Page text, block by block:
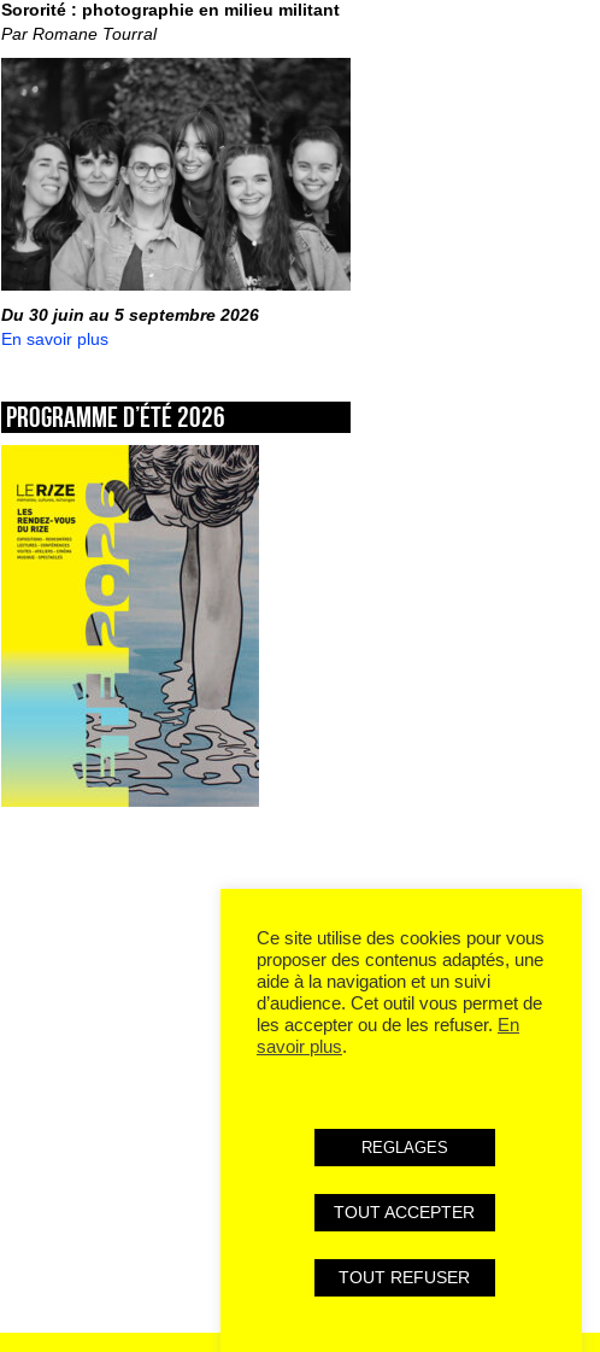
Sororité : photographie en milieu militant
Par Romane Tourral
Du 30 juin au 5 septembre 2026
En savoir plus
Programme d’été 2026
Ce site utilise des cookies pour vous
proposer des contenus adaptés, une
aide à la navigation et un suivi
d’audience. Cet outil vous permet de
les accepter ou de les refuser. En
savoir plus.
REGLAGES
TOUT ACCEPTER
TOUT REFUSER